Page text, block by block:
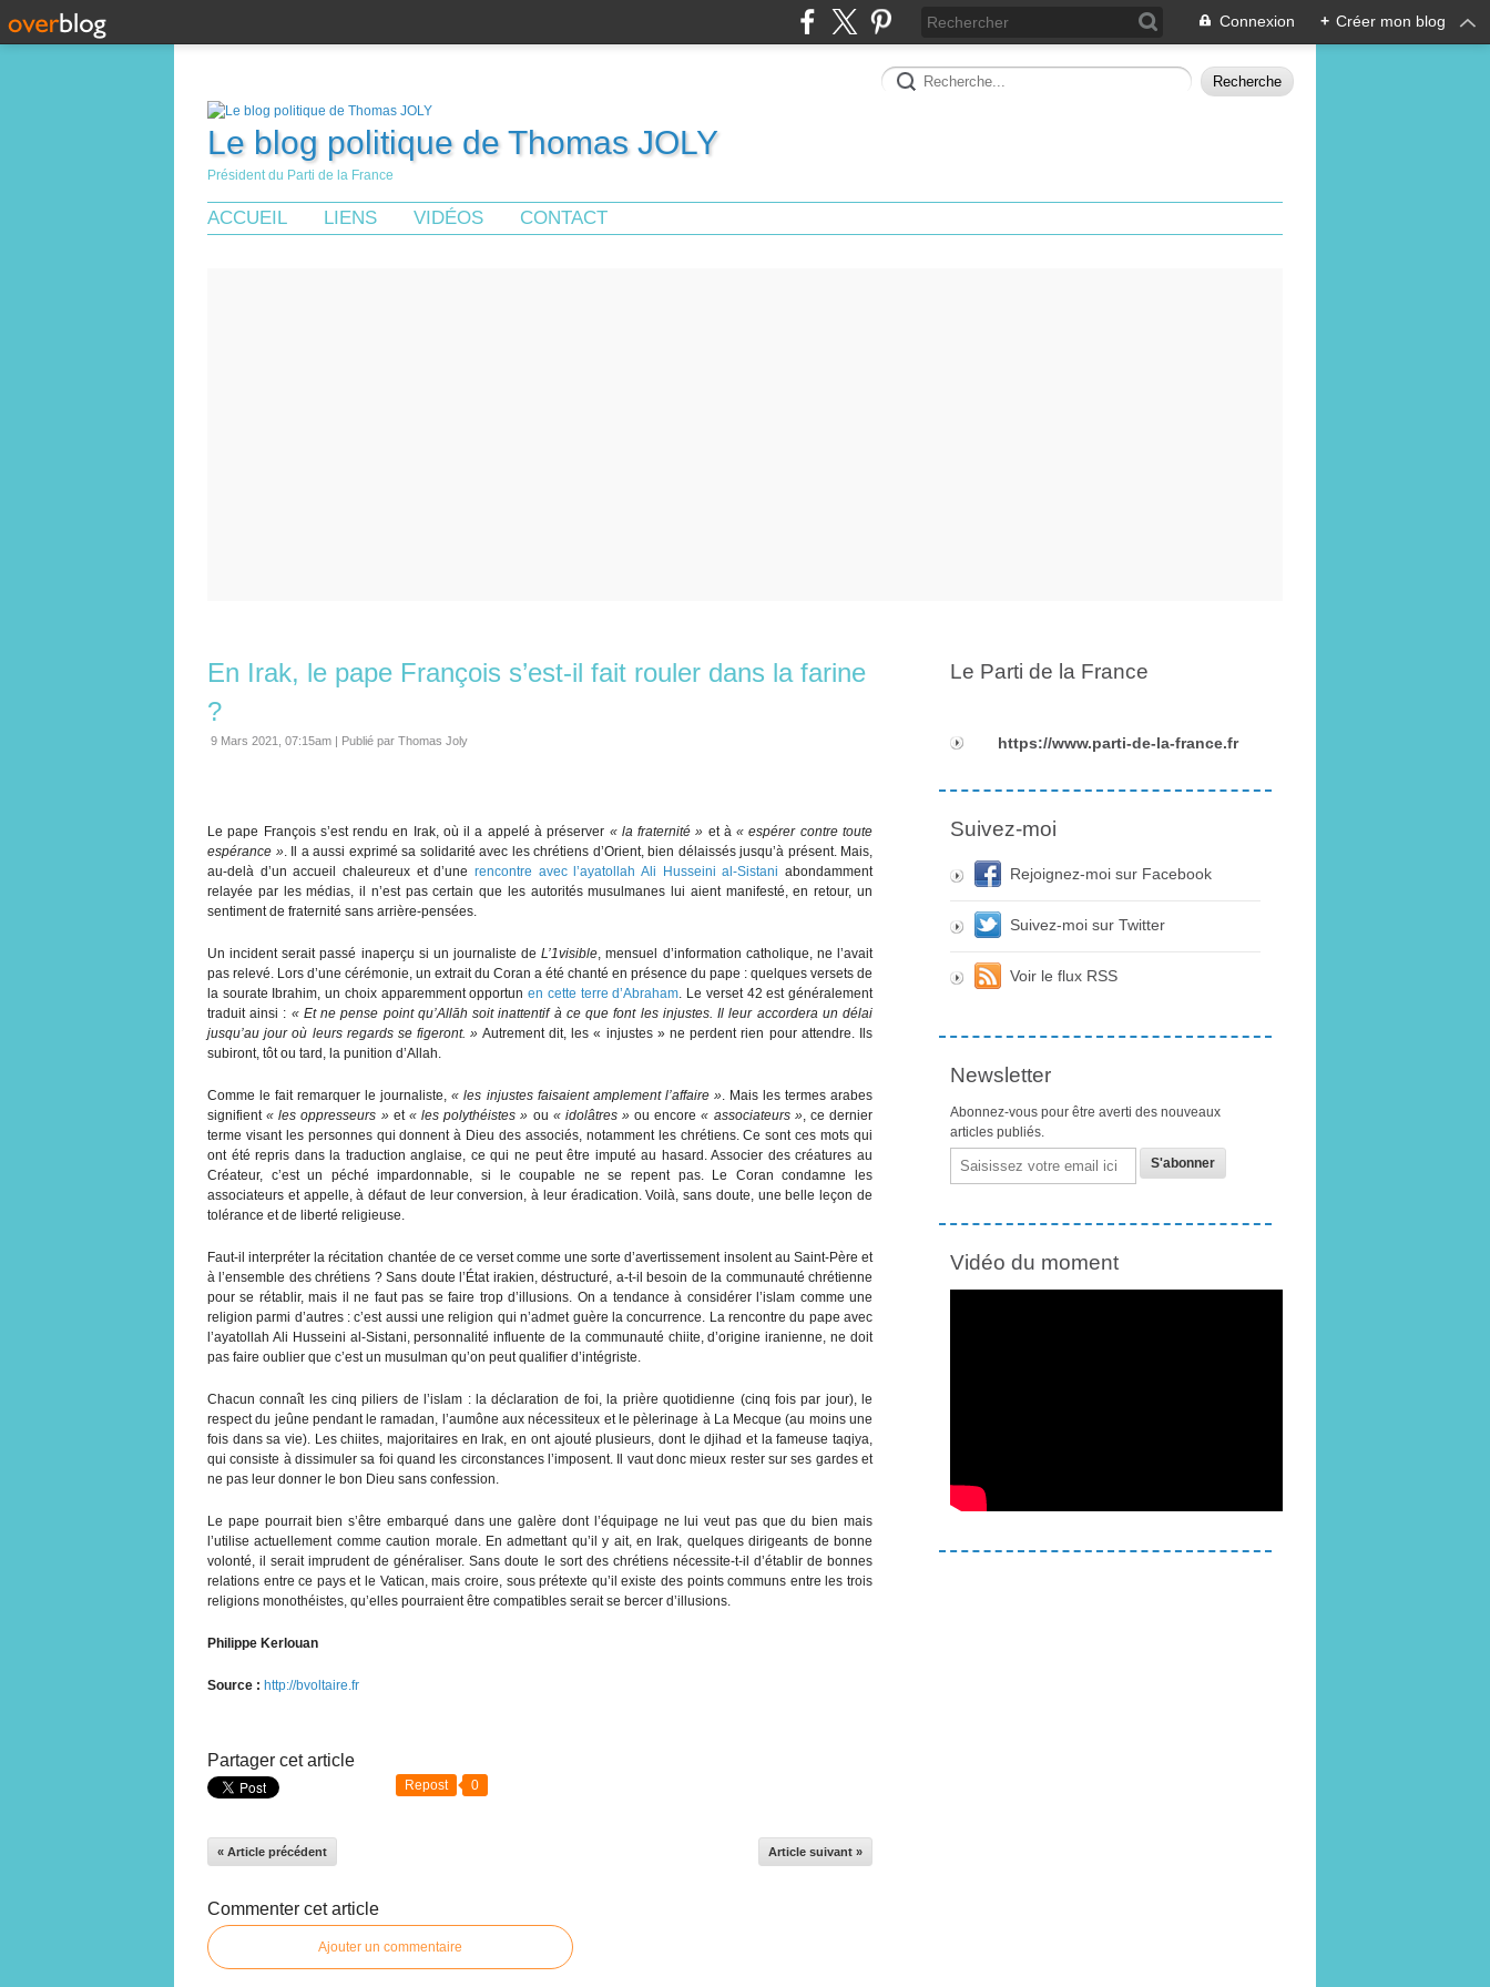
Connexion + Créer mon blog
Le blog politique de Thomas JOLY
Président du Parti de la France
ACCUEIL LIENS VIDÉOS CONTACT
En Irak, le pape François s’est-il fait rouler dans la farine
?
9 Mars 2021, 07:15am | Publié par Thomas Joly
Le pape François s’est rendu en Irak, où il a appelé à préserver « la fraternité » et à« espérer contre toute
espérance ». Il a aussi exprimé sa solidarité avec les chrétiens d’Orient, bien délaissés jusqu’à présent. Mais,
au-delà d’un accueil chaleureux et d’une rencontre avec l’ayatollah Ali Husseini al-Sistani abondamment
relayée par les médias, il n’est pas certain que les autorités musulmanes lui aient manifesté, en retour, un
sentiment de fraternité sans arrière-pensées.
Un incident serait passé inaperçu si un journaliste deL’1visible, mensuel d’information catholique, ne l’avait
pas relevé. Lors d’une cérémonie, un extrait du Coran a été chanté en présence du pape : quelques versets de
la sourate Ibrahim, un choix apparemment opportunen cette terre d’Abraham. Le verset 42 est généralement
traduit ainsi : « Et ne pense point qu’Allāh soit inattentif à ce que font les injustes. Il leur accordera un délai
jusqu’au jour où leurs regards se figeront. » Autrement dit, les « injustes » ne perdent rien pour attendre. Ils
subiront, tôt ou tard, la punition d’Allah.
Comme le fait remarquer le journaliste,« les injustes faisaient amplement l’affaire ». Mais les termes arabes
signifient« les oppresseurs »et « les polythéistes » ou « idolâtres » ou encore« associateurs », ce dernier
terme visant les personnes qui donnent à Dieu des associés, notamment les chrétiens. Ce sont ces mots qui
ont été repris dans la traduction anglaise, ce qui ne peut être imputé au hasard. Associer des créatures au
Créateur, c’est un péché impardonnable, si le coupable ne se repent pas. Le Coran condamne les
associateurs et appelle, à défaut de leur conversion, à leur éradication. Voilà, sans doute, une belle leçon de
tolérance et de liberté religieuse.
Faut-il interpréter la récitation chantée de ce verset comme une sorte d’avertissement insolent au Saint-Père et
à l’ensemble des chrétiens ? Sans doute l’État irakien, déstructuré, a-t-il besoin de la communauté chrétienne
pour se rétablir, mais il ne faut pas se faire trop d’illusions. On a tendance à considérer l’islam comme une
religion parmi d’autres : c’est aussi une religion qui n’admet guère la concurrence. La rencontre du pape avec
l’ayatollah Ali Husseini al-Sistani, personnalité influente de la communauté chiite, d’origine iranienne, ne doit
pas faire oublier que c’est un musulman qu’on peut qualifier d’intégriste.
Chacun connaît les cinq piliers de l’islam : la déclaration de foi, la prière quotidienne (cinq fois par jour), le
respect du jeûne pendant le ramadan, l’aumône aux nécessiteux et le pèlerinage à La Mecque (au moins une
fois dans sa vie). Les chiites, majoritaires en Irak, en ont ajouté plusieurs, dont le djihad et la fameuse taqiya,
qui consiste à dissimuler sa foi quand les circonstances l’imposent. Il vaut donc mieux rester sur ses gardes et
ne pas leur donner le bon Dieu sans confession.
Le pape pourrait bien s’être embarqué dans une galère dont l’équipage ne lui veut pas que du bien mais
l’utilise actuellement comme caution morale. En admettant qu’il y ait, en Irak, quelques dirigeants de bonne
volonté, il serait imprudent de généraliser. Sans doute le sort des chrétiens nécessite-t-il d’établir de bonnes
relations entre ce pays et le Vatican, mais croire, sous prétexte qu’il existe des points communs entre les trois
religions monothéistes, qu’elles pourraient être compatibles serait se bercer d’illusions.
Philippe Kerlouan
Source : http://bvoltaire.fr
Partager cet article
Repost 0
« Article précédent Article suivant »
Commenter cet article
Ajouter un commentaire
Le Parti de la France
https://www.parti-de-la-france.fr
Suivez-moi
Rejoignez-moi sur Facebook
Suivez-moi sur Twitter
Voir le flux RSS
Newsletter
Abonnez-vous pour être averti des nouveaux
articles publiés.
Email
Vidéo du moment